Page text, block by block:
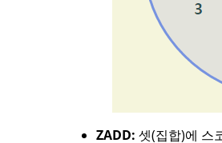
ZADD: 셋(집합)에 스